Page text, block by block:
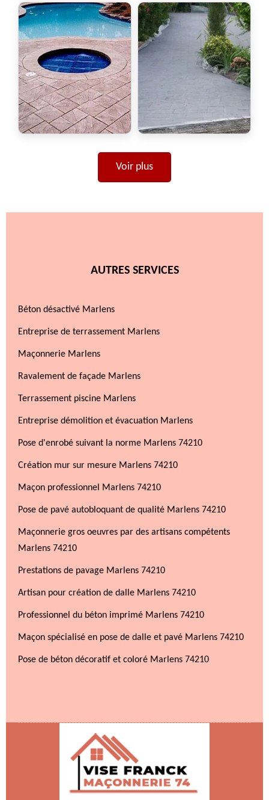
Voir plus
AUTRES SERVICES
Béton désactivé Marlens
Entreprise de terrassement Marlens
Maçonnerie Marlens
Ravalement de façade Marlens
Terrassement piscine Marlens
Entreprise démolition et évacuation Marlens
Pose d'enrobé suivant la norme Marlens 74210
Création mur sur mesure Marlens 74210
Maçon professionnel Marlens 74210
Pose de pavé autobloquant de qualité Marlens 74210
Maçonnerie gros oeuvres par des artisans compétents
Marlens 74210
Prestations de pavage Marlens 74210
Artisan pour création de dalle Marlens 74210
Professionnel du béton imprimé Marlens 74210
Maçon spécialisé en pose de dalle et pavé Marlens 74210
Pose de béton décoratif et coloré Marlens 74210